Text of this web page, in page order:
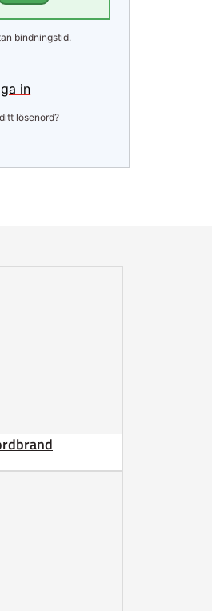
bindningstid.
in
lösenord?